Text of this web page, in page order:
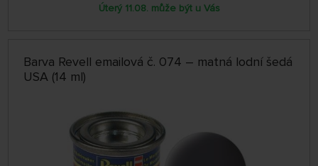
Úterý 11.08. může být u Vás
Barva Revell emailová č. 074 – matná lodní šedá
USA (14 ml)